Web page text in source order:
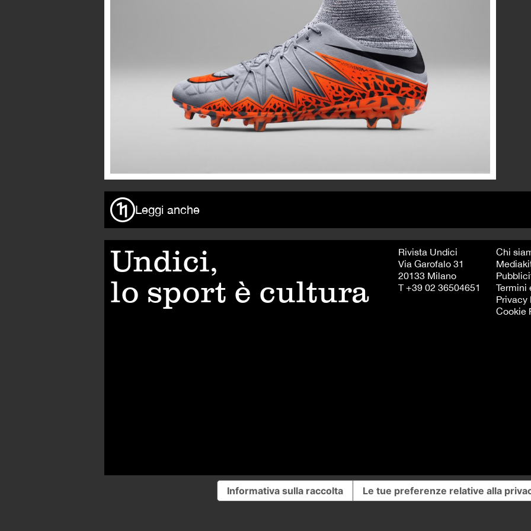
Leggi anche
Undici,
lo sport è cultura
Rivista Undici
Via Garofalo 31
20133 Milano
T +39 02 36504651
Chi
Termini
Privacy
Cookie
Informativa sulla raccolta Le tue preferenze relative alla